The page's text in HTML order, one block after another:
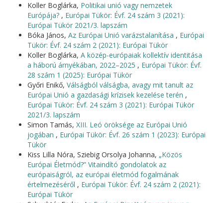
Koller Boglárka, Politikai unió vagy nemzetek
Európája? , Európai Tükör: Évf. 24 szám 3 (2021):
Európai Tükör 2021/3. lapszám
Bóka János, Az Európai Unió varázstalanítása , Európai
Tükör: Évf. 24 szám 2 (2021): Európai Tükör
Koller Boglárka, A közép-európaiak kollektív identitása
a háború árnyékában, 2022–2025 , Európai Tükör: Évf.
28 szám 1 (2025): Európai Tükör
Győri Enikő, Válságból válságba, avagy mit tanult az
Európai Unió a gazdasági krízisek kezelése terén ,
Európai Tükör: Évf. 24 szám 3 (2021): Európai Tükör
2021/3. lapszám
Simon Tamás, XIII. Leó öröksége az Európai Unió
jogában , Európai Tükör: Évf. 26 szám 1 (2023): Európai
Tükör
Kiss Lilla Nóra, Sziebig Orsolya Johanna, „Közös
Európai Életmód?” Vitaindító gondolatok az
európaiságról, az európai életmód fogalmának
értelmezéséről , Európai Tükör: Évf. 24 szám 2 (2021):
Európai Tükör